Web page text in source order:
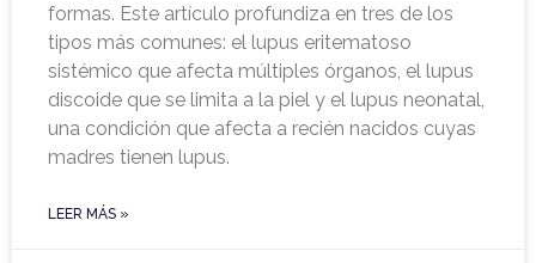
formas. Este artículo profundiza en tres de los
tipos más comunes: el lupus eritematoso
sistémico que afecta múltiples órganos, el lupus
discoide que se limita a la piel y el lupus neonatal,
una condición que afecta a recién nacidos cuyas
madres tienen lupus.
LEER MÁS »